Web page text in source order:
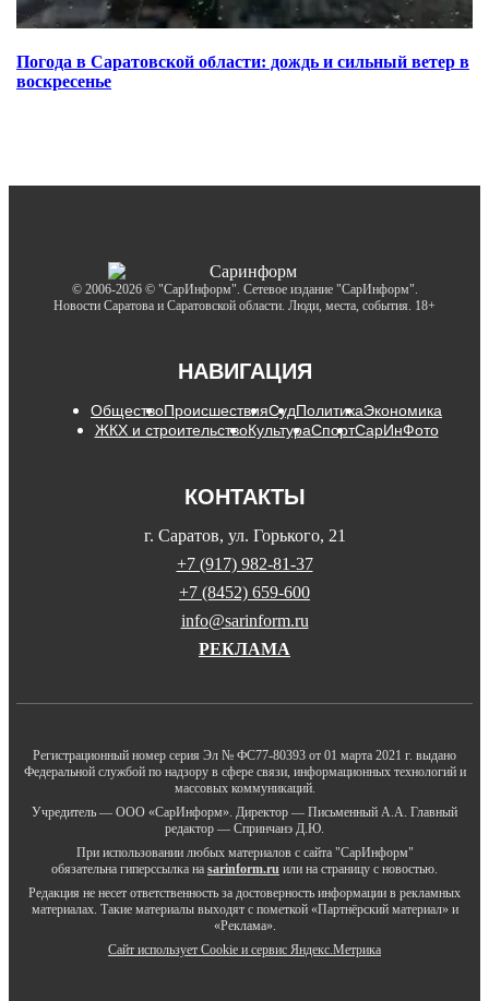
Погода в Саратовской области: дождь и сильный ветер в
воскресенье
© 2006-2026 © "СарИнформ". Сетевое издание "СарИнформ".
Новости Саратова и Саратовской области. Люди, места, события. 18+
НАВИГАЦИЯ
ОбществоПроисшествияСудПолитикаЭкономика
ЖКХ и строительствоКультураСпортСарИнФото
КОНТАКТЫ
г. Саратов, ул. Горького, 21
+7 (917) 982-81-37
+7 (8452) 659-600
info@sarinform.ru
РЕКЛАМА
Регистрационный номер серия Эл № ФС77-80393 от 01 марта 2021 г. выдано
Федеральной службой по надзору в сфере связи, информационных технологий и
массовых коммуникаций.
Учредитель — ООО «СарИнформ». Директор — Письменный А.А. Главный
редактор — Спринчанэ Д.Ю.
При использовании любых материалов с сайта "СарИнформ"
обязательна гиперссылка на sarinform.ru или на страницу с новостью.
Редакция не несет ответственность за достоверность информации в рекламных
материалах. Такие материалы выходят с пометкой «Партнёрский материал» и
«Реклама».
Сайт использует Cookie и сервиc Яндекс.Метрика